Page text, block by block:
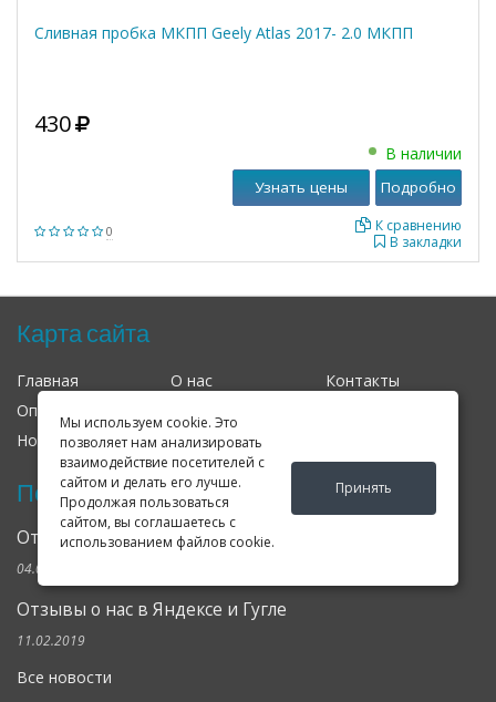
Мы используем cookie. Это
позволяет нам анализировать
взаимодействие посетителей с
сайтом и делать его лучше.
Продолжая пользоваться
сайтом, вы соглашаетесь с
использованием файлов cookie.
Принять
Сливная пробка МКПП Geely Atlas 2017- 2.0 МКПП
0
430
В наличии
В закладки
К сравнению
Узнать цены Подробно
Карта сайта
Главная О нас
Контакты
Оплата
Новости
Оферта
Последние новости
Открылся клубный сервис Geely в Петербурге
04.09.2024
Отзывы о нас в Яндексе и Гугле
11.02.2019
Все новости